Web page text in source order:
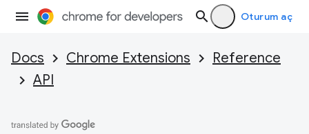
Oturum aç
Docs Chrome Extensions
Reference
API